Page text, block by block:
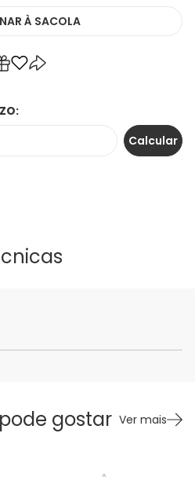
À SACOLA
gostar Ver mais